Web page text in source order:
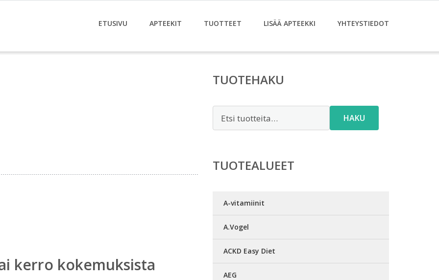
ETUSIVU APTEEKIT TUOTTEET LISÄÄ APTEEKKI YHTEYSTIEDOT
kerro kokemuksista
TUOTEHAKU
HAKU
TUOTEALUEET
A-vitamiinit
A.Vogel
ACKD Easy Diet
AEG